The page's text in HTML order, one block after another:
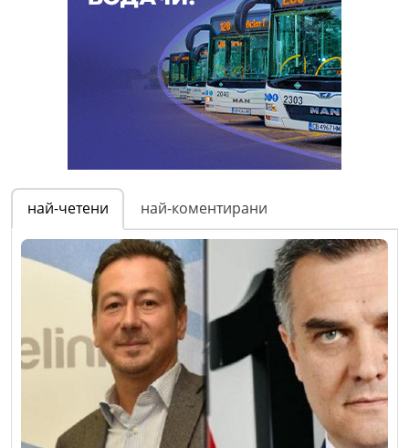
най-четени най-коментирани